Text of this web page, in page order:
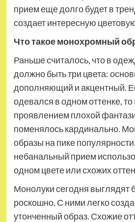
прием еще долго будет в
создает интересную
Что такое монохромный
Раньше считалось, что в
должно бытьтри цвета:
дополняющий и акцентный.
одевался в одном оттенке,
проявлением плохой
поменялось кардинально.
образы на пике
небанальный прием
одном цвете или схожих
Монолуки сегодня выглядят
роскошно. С ними легко
утонченный образ. Схожие